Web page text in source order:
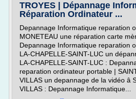
TROYES | Dépannage
Réparation Ordinateur ...
Depannage Informatique reparation
MONETEAU une réparation carte
Depannage Informatique reparation
LA-CHAPELLE-SAINT-LUC un
LA-CHAPELLE-SAINT-LUC :
reparation ordinateur portable |
VILLAS un depannage de la vidéo â
VILLAS : Depannage Informatique...